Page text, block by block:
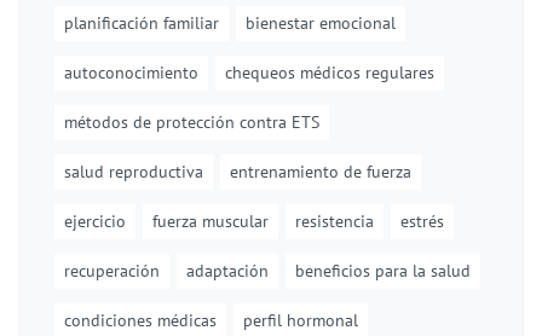
planificación familiar bienestar emocional
autoconocimiento chequeos médicos regulares
métodos de protección contra ETS
salud reproductiva entrenamiento de fuerza
ejercicio fuerza muscular resistencia estrés
recuperación adaptación beneficios para la salud
condiciones médicas perfil hormonal